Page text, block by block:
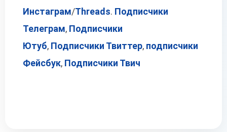
Инстаграм/Threads. Подписчики
Телеграм, Подписчики
Ютуб, Подписчики Твиттер, подписчики
Фейсбук, Подписчики Твич